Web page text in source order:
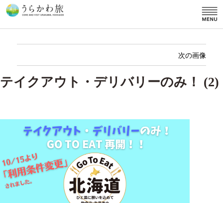
次の画像
テイクアウト・デリバリーのみ！ (2)